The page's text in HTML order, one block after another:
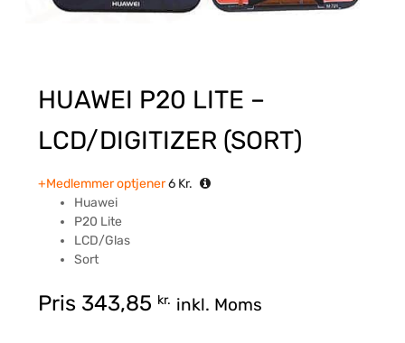
HUAWEI P20 LITE –
LCD/DIGITIZER (SORT)
+Medlemmer optjener6 Kr.
Huawei
P20 Lite
LCD/Glas
Sort
Pris 343,85 kr. inkl. Moms